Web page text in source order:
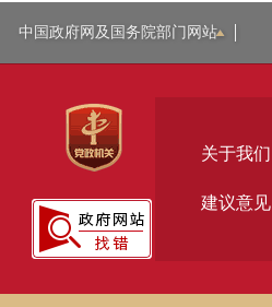
中国政府网及国务院部门网站
关于我们
建议意见